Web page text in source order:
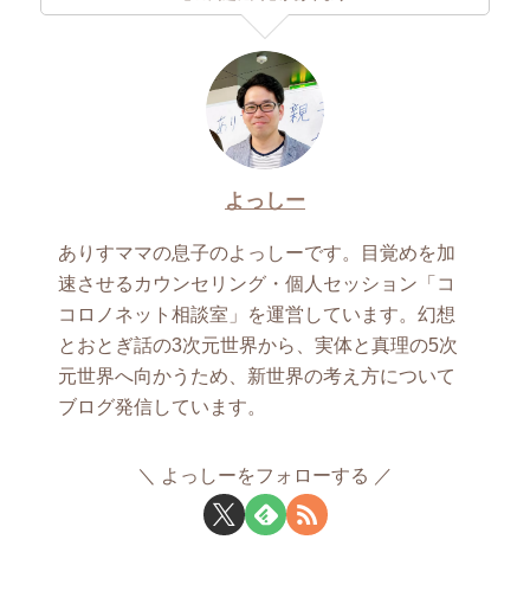
よっしー
ありすママの息子のよっしーです。目覚めを加
速させるカウンセリング・個人セッション「コ
コロノネット相談室」を運営しています。幻想
とおとぎ話の3次元世界から、実体と真理の5次
元世界へ向かうため、新世界の考え方について
ブログ発信しています。
よっしーをフォローする